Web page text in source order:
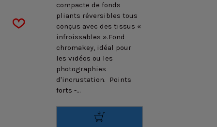
compacte de fonds
pliants réversibles tous
conçus avec des tissus «
infroissables ».Fond
chromakey, idéal pour
les vidéos ou les
photographies
d'incrustation. Points
forts -...